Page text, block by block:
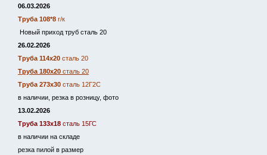
06.03.2026
Труба 108*8 г/к
Новый приход труб сталь 20
26.02.2026
Труба 114х20 сталь 20
Труба 180х20 сталь 20
Труба 273х30 сталь 12Г2С
в наличии, резка в розницу, фото
13.02.2026
Труба 133х18 сталь 15ГС
в наличии на складе
резка пилой в размер